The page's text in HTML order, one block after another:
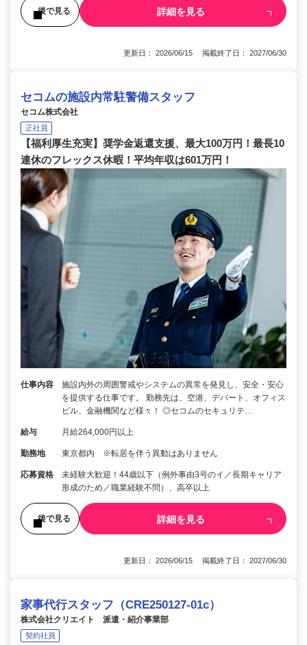
後で見る 詳細を見る
更新日： 2026/06/15 掲載終了日： 2027/06/30
セコムの施設内常駐警備スタッフ
セコム株式会社
正社員
【福利厚生充実】奨学金返還支援、最大100万円！最長10
連休のフレックス休暇！平均年収は601万円！
仕事内容
施設内外の周囲警戒やシステムの異常を発見し、安全・安心
を提供する仕事です。 勤務先は、空港、デパート、オフィス
ビル、金融機関など様々！ ◎セコムのセキュリテ…
給与 月給264,000円以上
勤務地 東京都内 ※転居を伴う異動はありません
応募資格
未経験大歓迎！44歳以下（例外事由3号のイ／長期キャリア
形成のため／職業経験不問）、高卒以上
後で見る 詳細を見る
更新日： 2026/06/15 掲載終了日： 2027/06/30
家事代行スタッフ（CRE250127-01c）
株式会社クリエイト 派遣・紹介事業部
契約社員